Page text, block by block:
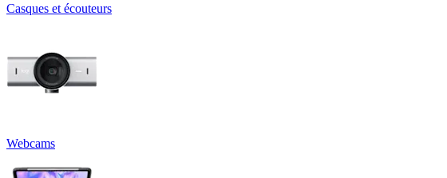
Casques et écouteurs
Webcams